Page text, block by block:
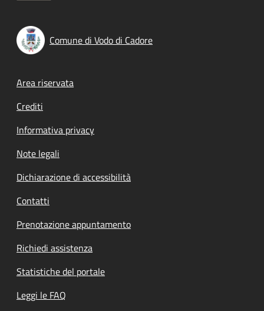
Comune di Vodo di Cadore
Footer menu
Area riservata
Crediti
Informativa privacy
Note legali
Dichiarazione di accessibilità
Contatti
Prenotazione appuntamento
Richiedi assistenza
Statistiche del portale
Leggi le FAQ